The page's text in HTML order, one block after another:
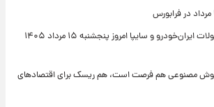
تغییر تند قیمت محصولات ایران‌خودرو و سایپا امروز پنجشنبه ۱۵ مرداد ۱۴۰۵
مصنوعی هم فرصت است، هم ریسک برای اقتصادهای